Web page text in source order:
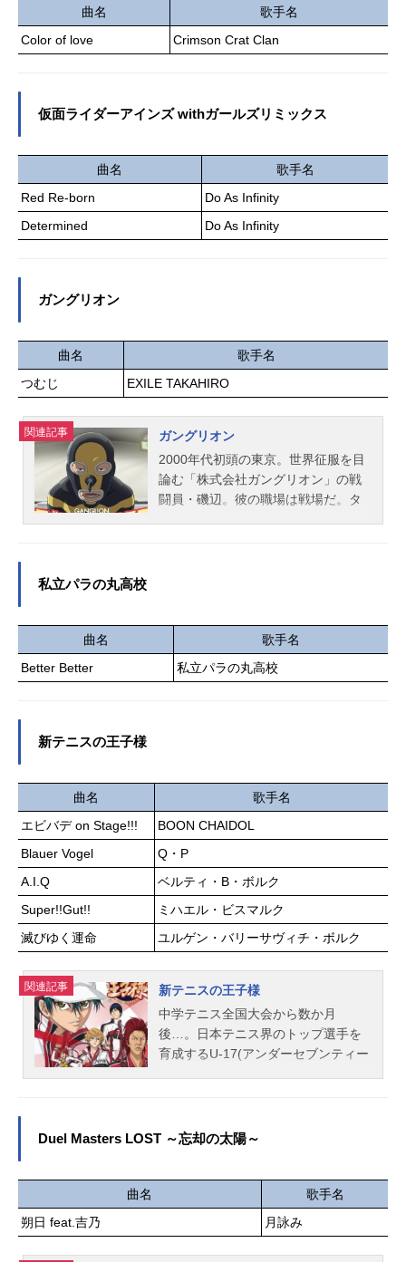
本田：土師孝也武能登：小西克幸亜
門弾木：鳥海浩輔蒼一郎・アーグ：
ynnトオル岸理：河西健吾火代子黄：
印を押され生家を追放。名もなき辺
境の村の領主として赴任すること
に。しかしハズレ適性と呼ばれてい
めていて……。「この村を、もっと
気楽に楽しく暮らせる、僕好みの場
徐々に様々な人が集まる巨大都市へ
と発展していき――!?作品名お気楽
領主の楽しい領地防衛～生産系魔術
で名もなき村を最強の城塞都市に～
放送形態TVアニメスケジュール2026
カムシン：伊瀬茉莉也パナメラ：日
笠陽子アルテ：若山詩音エスパー
ダ：堀内賢雄ディー：小林親弘オル
野々花スタッフ原作：赤池宗（オー
バーラップノベルス刊）原作イラス
ト：転原作コミック：青色まろ
（「コミック...
曲名
歌手名
Color of love
Crimson Crat Clan
仮面ライダーアインズ withガールズリミックス
曲名
歌手名
Red Re-born
Do As Infinity
Determined
Do As Infinity
ガングリオン
曲名
歌手名
つむじ
EXILE TAKAHIRO
関連記事
ガングリオン
2000年代初頭の東京。世界征服を目
論む「株式会社ガングリオン」の戦
闘員・磯辺。彼の職場は戦場だ。タ
捧ぐ、“お仕事”ドラマ。どこか人ごと
ではない、哀しきサラリーマン戦闘
員の物語。作品名ガングリオン放送
ン：杉田智和磯辺節子：古賀葵磯辺
タカシ：青山吉能ユミコ：遠野ひか
る屋台のオヤジ：板尾創路スタッフ
原作：白岩久弥漫画：いつきたかし
企画：吉本興業脚本：はりせ監督：
渡辺歩助監督：田中亮輔キャラクタ
ーデザイン・総作画監督：藤田しげ
るコンテ：田中亮輔 宮本託自 宮
ーズ構成：塩野智章色彩設計：中野
尚美美術監督：中村嘉博撮影監督：
横山友哉動画監督：新井田風香CGデ
ィレクター：向井択海編集：廣瀨清
志音楽：浅見武男音楽制作：INSP...
私立パラの丸高校
曲名
歌手名
Better Better
私立パラの丸高校
新テニスの王子様
曲名
歌手名
エビバデ on Stage!!!
BOON CHAIDOL
Blauer Vogel
Q・P
A.I.Q
ベルティ・B・ボルク
Super!!Gut!!
ミハエル・ビスマルク
滅びゆく運命
ユルゲン・バリーサヴィチ・ボルク
関連記事
新テニスの王子様
中学テニス全国大会から数か月
後…。日本テニス界のトップ選手を
育成するU-17(アンダーセブンティー
られた。しかし、合宿参加早々、彼
い者は即刻帰れと言うのだ。余裕で
ボールを拾う中学生たちの中、拾え
ない高校生が続出!そして最後の一
つ…。そのボールを取ったのはアメ
Duel Masters LOST ～忘却の太陽～
曲名
歌手名
朔日 feat.吉乃
月詠み